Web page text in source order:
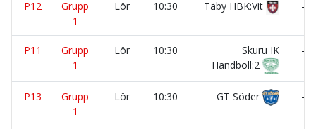
P12
Grupp
1
Lör 10:30 Täby HBK:Vit -
P11
Grupp
1
Lör 10:30
Skuru IK
Handboll:2
-
P13
Grupp
1
Lör 10:30 GT Söder -